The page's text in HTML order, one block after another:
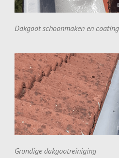
Dakgoot schoonmaken en
Grondige dakgootreiniging